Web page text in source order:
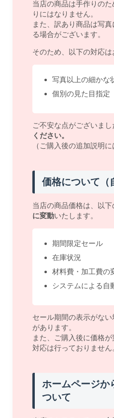
当店の商品は手作りの
りにはなりません。
また、訳あり商品は写
る場合がございます。
そのため、以下の対応
写真以上の細かな
個別の見た目指定
ご不安な点がございまし
ください。
（ご購入後の追加説明
価格について（
当店の商品価格は、以
に変動いたします。
期間限定セール
在庫状況
材料費・加工費の
システムによる自
セール期間の表示がな
があります。
また、ご購入後に価格
対応は行っておりません
ホームページか
ついて